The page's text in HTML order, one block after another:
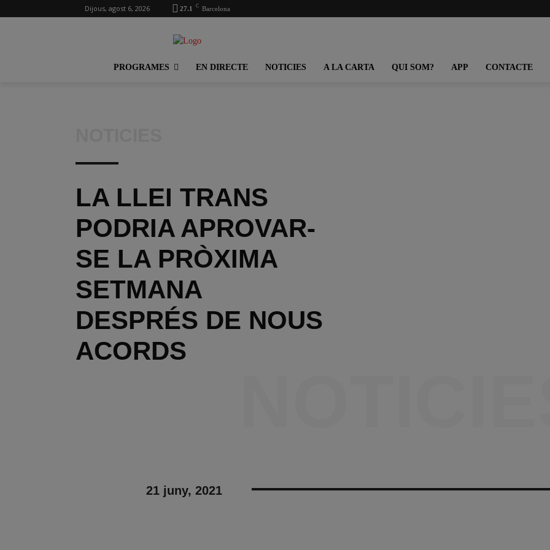
Dijous, agost 6, 2026 27.1 C Barcelona
PROGRAMES EN DIRECTE NOTICIES A LA CARTA QUI SOM? APP CONTACTE
LA LLEI TRANS
PODRIA APROVAR-
SE LA PRÒXIMA
SETMANA
DESPRÉS DE NOUS
ACORDS
21 juny, 2021